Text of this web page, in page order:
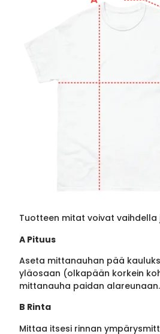
Tuotteen mitat voivat vaihdella
A Pituus
Aseta mittanauhan pää
yläosaan (olkapään korkein
mittanauha paidan alareunaan.
B Rinta
Mittaa itsesi rinnan